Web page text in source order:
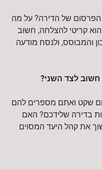
של הדירה? על מה
קריטי להצלחה, חשוב
והמבוסס, ולנסח מודעה
לצד השני?
שקט ואתם מספרים להם
בדירה שלידכם? האם
את קהל היעד המסוים